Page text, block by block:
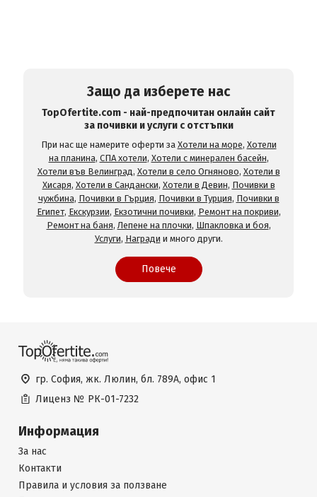
Защо да изберете нас
TopOfertite.com - най-предпочитан онлайн сайт
за почивки и услуги с отстъпки
При нас ще намерите оферти за Хотели на море, Хотели
на планина, СПА хотели, Хотели с минерален басейн,
Хотели във Велинград, Хотели в село Огняново, Хотели в
Хисаря, Хотели в Сандански, Хотели в Девин, Почивки в
чужбина, Почивки в Гърция, Почивки в Турция, Почивки в
Египет, Екскурзии, Екзотични почивки, Ремонт на покриви,
Ремонт на баня, Лепене на плочки, Шпакловка и боя,
Услуги, Награди и много други.
Повече
гр. София, жк. Люлин, бл. 789А, офис 1
Лиценз № РК-01-7232
Информация
За нас
Контакти
Правила и условия за ползване